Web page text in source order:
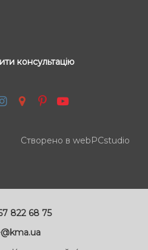
консультацію
Створено в webPCstudio
822 68 75